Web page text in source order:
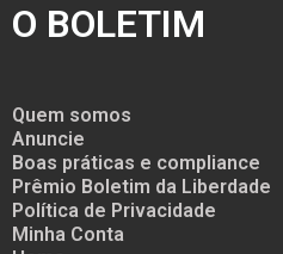
O BOLETIM
Quem somos
Anuncie
Boas práticas e compliance
Prêmio Boletim da Liberdade
Política de Privacidade
Minha Conta